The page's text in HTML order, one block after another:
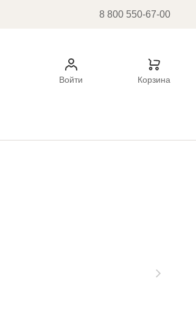
8 800 550-67-00
Войти Корзина